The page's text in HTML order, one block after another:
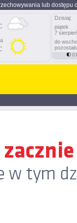
lub dostępu
Dzisiaj:
piątek
7
do